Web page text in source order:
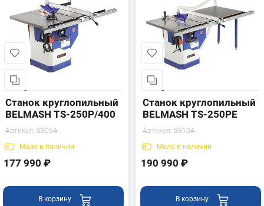
Станок круглопильный
BELMASH TS-250P/400
Артикул: S309A
Мало в наличии
177 990 ₽
В корзину
Станок круглопильный
BELMASH TS-250PE
Артикул: S310A
Мало в наличии
190 990 ₽
В корзину